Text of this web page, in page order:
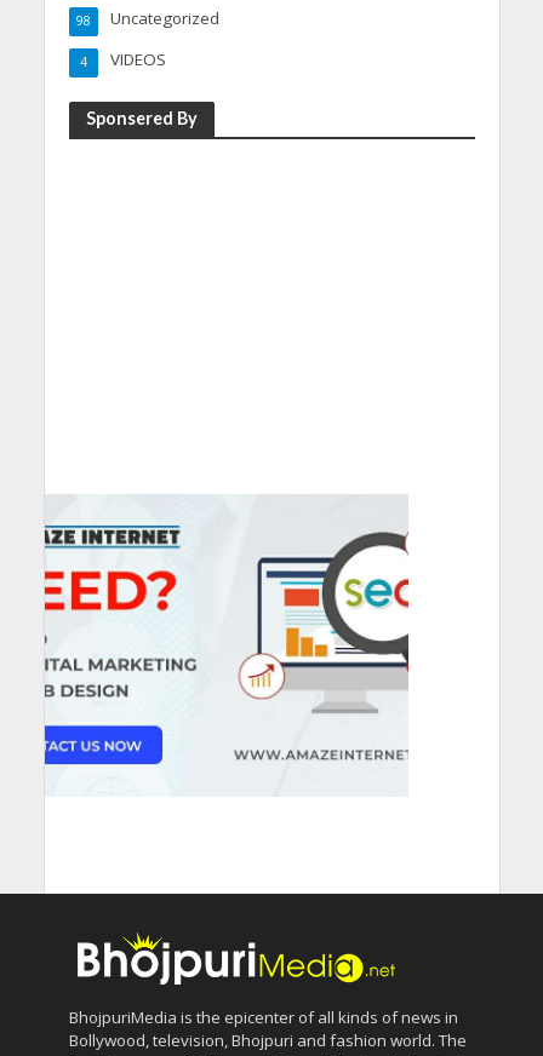
Uncategorized
98
VIDEOS
4
Sponsered By
BhojpuriMedia is the epicenter of all kinds of news in
Bollywood, television, Bhojpuri and fashion world. The